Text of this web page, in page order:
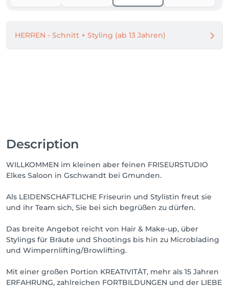
HERREN - Schnitt + Styling (ab 13 Jahren)
Description
WILLKOMMEN im kleinen aber feinen FRISEURSTUDIO
Elkes Saloon in Gschwandt bei Gmunden.
Als LEIDENSCHAFTLICHE Friseurin und Stylistin freut sie
und ihr Team sich, Sie bei sich begrüßen zu dürfen.
Das breite Angebot reicht von Hair & Make-up, über
Stylings für Bräute und Shootings bis hin zu Microblading
und Wimpernlifting/Browlifting.
Mit einer großen Portion KREATIVITÄT, mehr als 15 Jahren
ERFAHRUNG, zahlreichen FORTBILDUNGEN und der LIEBE